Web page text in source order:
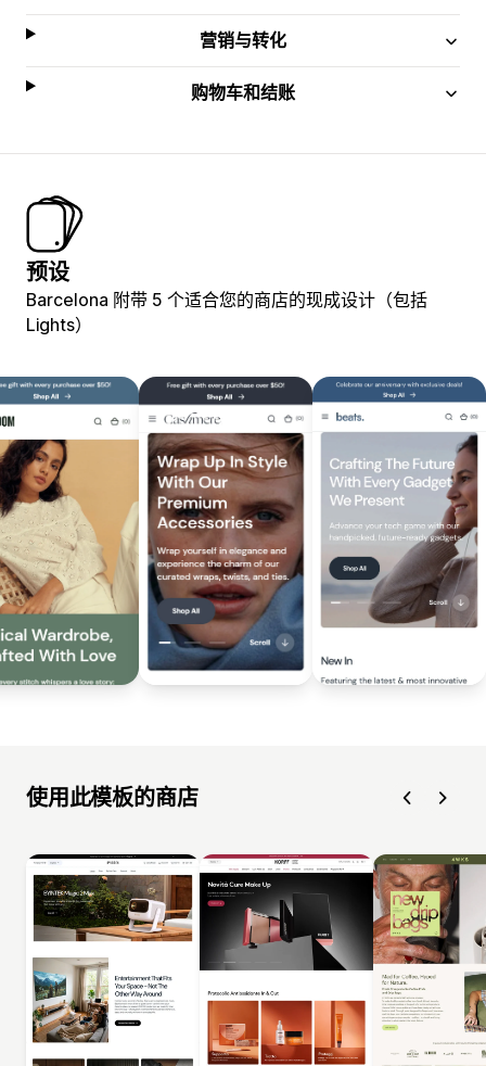
营销与转化
购物车和结账
预设
Barcelona 附带 5 个适合您的商店的现成设计（包括
Lights）
使用此模板的商店